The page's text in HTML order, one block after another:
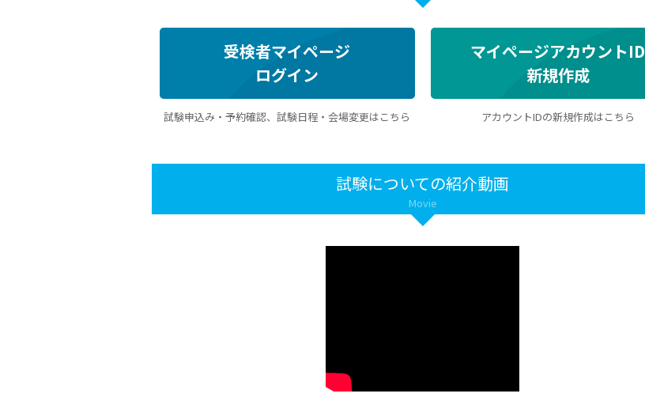
受検者マイページ
ログイン
試験申込み・予約確認、試験日程・会場変更はこちら
マイページアカウントID
新規作成
アカウントIDの新規作成はこちら
試験についての紹介動画
Movie